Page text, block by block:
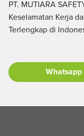
PT. MUTIARA
Keselamatan Kerja
Terlengkap di
Whatsapp